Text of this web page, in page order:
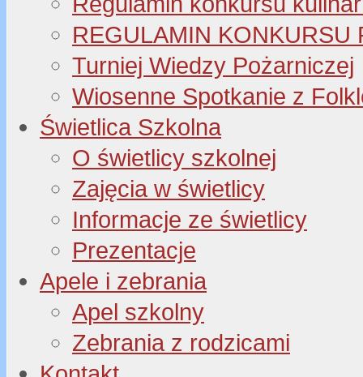
REGULAMIN KONKURSU
Turniej Wiedzy Pożarniczej
Wiosenne Spotkanie z
Świetlica Szkolna
O świetlicy szkolnej
Zajęcia w świetlicy
Informacje ze świetlicy
Prezentacje
Apele i zebrania
Apel szkolny
Zebrania z rodzicami